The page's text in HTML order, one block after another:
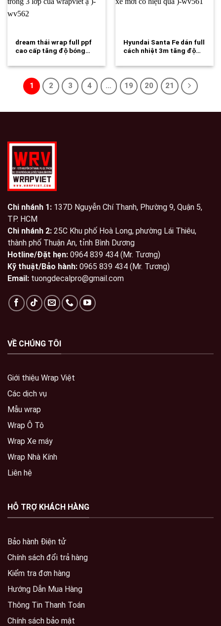
dream thái wrap full ppf
cao cấp tăng độ bóng…
Hyundai Santa Fe dán full
cách nhiệt 3m tăng độ…
1 2 3 4 … 19 20 21
Chi nhánh 1: 137D Nguyễn Chí Thanh, Phường 9, Quận 5,
TP. HCM
Chi nhánh 2: 25C Khu phố Hoà Long, phường Lái Thiêu,
thành phố Thuận An, tỉnh Bình Dương
Hotline/Đặt hẹn: 0964 839 434 (Mr. Tương)
Kỹ thuật/Bảo hành: 0965 839 434 (Mr. Tương)
Email: tuongdecalpro@gmail.com
VỀ CHÚNG TÔI
Giới thiệu Wrap Việt
Các dịch vụ
Mẫu wrap
Wrap Ô Tô
Wrap Xe máy
Wrap Nhà Kính
Liên hệ
HỖ TRỢ KHÁCH HÀNG
Bảo hành Điện tử
Chính sách đổi trả hàng
Kiểm tra đơn hàng
Hướng Dẫn Mua Hàng
Thông Tin Thanh Toán
Chính sách bảo mật